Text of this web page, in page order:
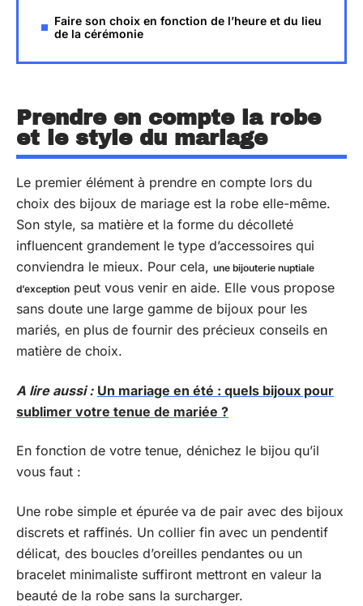
Faire son choix en fonction de l’heure et du lieu
de la cérémonie
Prendre en compte la robe
et le style du mariage
Le premier élément à prendre en compte lors du
choix des bijoux de mariage est la robe elle-même.
Son style, sa matière et la forme du décolleté
influencent grandement le type d’accessoires qui
conviendra le mieux. Pour cela, une bijouterie nuptiale
d’exception peut vous venir en aide. Elle vous propose
sans doute une large gamme de bijoux pour les
mariés, en plus de fournir des précieux conseils en
matière de choix.
A lire aussi : Un mariage en été : quels bijoux pour
sublimer votre tenue de mariée ?
En fonction de votre tenue, dénichez le bijou qu’il
vous faut :
Une robe simple et épurée va de pair avec des bijoux
discrets et raffinés. Un collier fin avec un pendentif
délicat, des boucles d’oreilles pendantes ou un
bracelet minimaliste suffiront mettront en valeur la
beauté de la robe sans la surcharger.